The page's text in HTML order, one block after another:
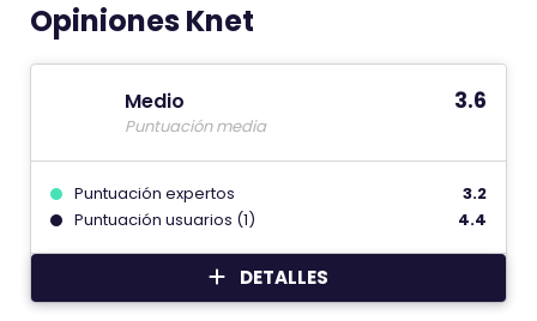
Opiniones Knet
Medio
Puntuación media
3.6
Puntuación expertos
3.2
Puntuación usuarios (1)
4.4
DETALLES